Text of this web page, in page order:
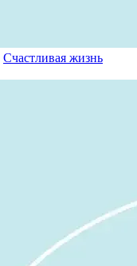
Счастливая жизнь